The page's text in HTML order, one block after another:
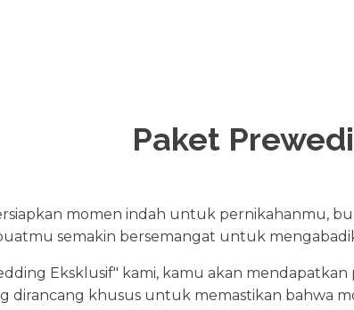
Paket
momen indah untuk pernikahanmu,
semakin bersemangat untuk
Eksklusif" kami, kamu akan
dirancang khusus untuk memastikan bahwa